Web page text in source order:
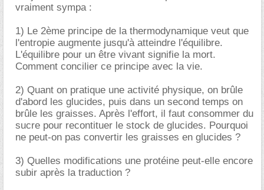
vraiment sympa :
1) Le 2ème principe de la thermodynamique veut que
l'entropie augmente jusqu'à atteindre l'équilibre.
L'équilibre pour un être vivant signifie la mort.
Comment concilier ce principe avec la vie.
2) Quant on pratique une activité physique, on brûle
d'abord les glucides, puis dans un second temps on
brûle les graisses. Après l'effort, il faut consommer du
sucre pour recontituer le stock de glucides. Pourquoi
ne peut-on pas convertir les graisses en glucides ?
3) Quelles modifications une protéine peut-elle encore
subir après la traduction ?